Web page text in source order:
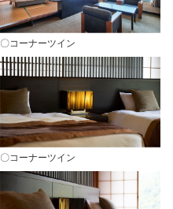
〇コーナーツイン
〇コーナーツイン